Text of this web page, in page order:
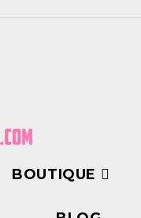
BOUTIQUE